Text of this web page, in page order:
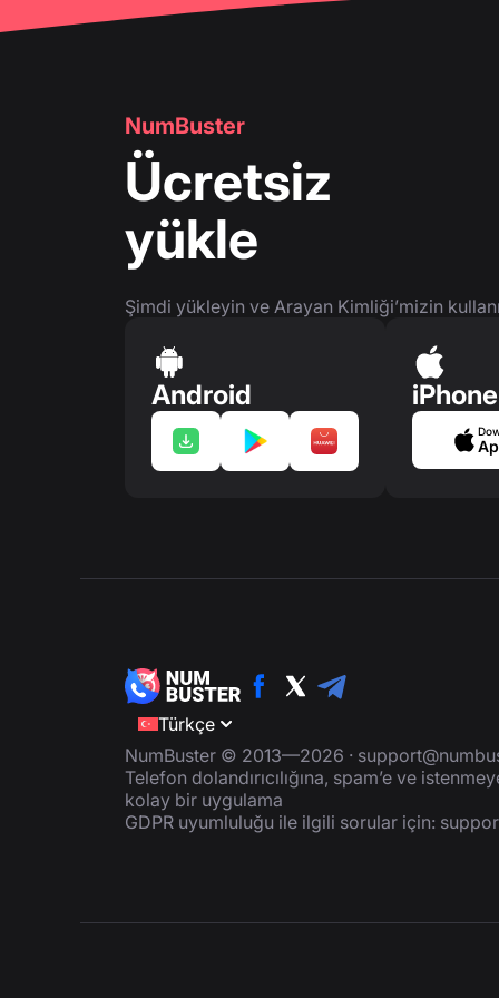
NumBuster
Ücretsiz
yükle
Şimdi yükleyin ve Arayan Kimliği’mizin
Android iPhone
Türkçe
NumBuster © 2013—2026 ·
Telefon dolandırıcılığına, spam’e ve
kolay bir uygulama
GDPR uyumluluğu ile ilgili sorular için: